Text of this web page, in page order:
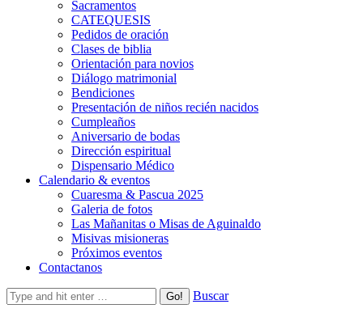
Sacramentos
CATEQUESIS
Pedidos de oración
Clases de biblia
Orientación para novios
Diálogo matrimonial
Bendiciones
Presentación de niños recién nacidos
Cumpleaños
Aniversario de bodas
Dirección espiritual
Dispensario Médico
Calendario & eventos
Cuaresma & Pascua 2025
Galeria de fotos
Las Mañanitas o Misas de Aguinaldo
Misivas misioneras
Próximos eventos
Contactanos
Buscar